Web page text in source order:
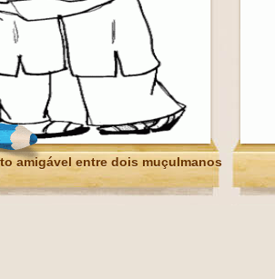
amigável entre dois muçulmanos